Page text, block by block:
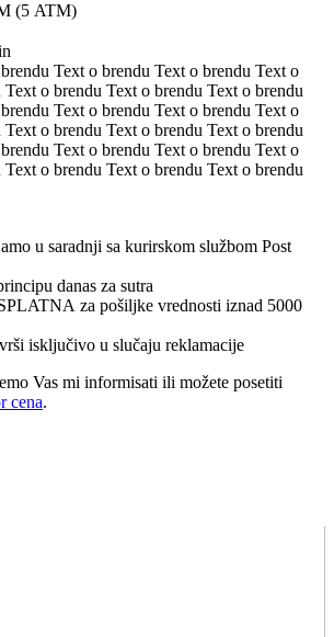
(5 ATM)
Text o brendu Text o brendu Text o
o brendu Text o brendu Text o brendu
Text o brendu Text o brendu Text o
o brendu Text o brendu Text o brendu
Text o brendu Text o brendu Text o
o brendu Text o brendu Text o brendu
u saradnji sa kurirskom službom Post
danas za sutra
za pošiljke vrednosti iznad 5000
isključivo u slučaju reklamacije
Vas mi informisati ili možete posetiti
cena.